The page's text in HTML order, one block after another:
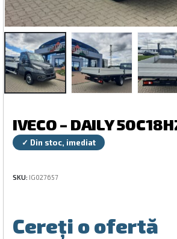
IVECO – DAILY
✓ Din stoc, imediat
SKU: IG027657
Cereți o ofertă